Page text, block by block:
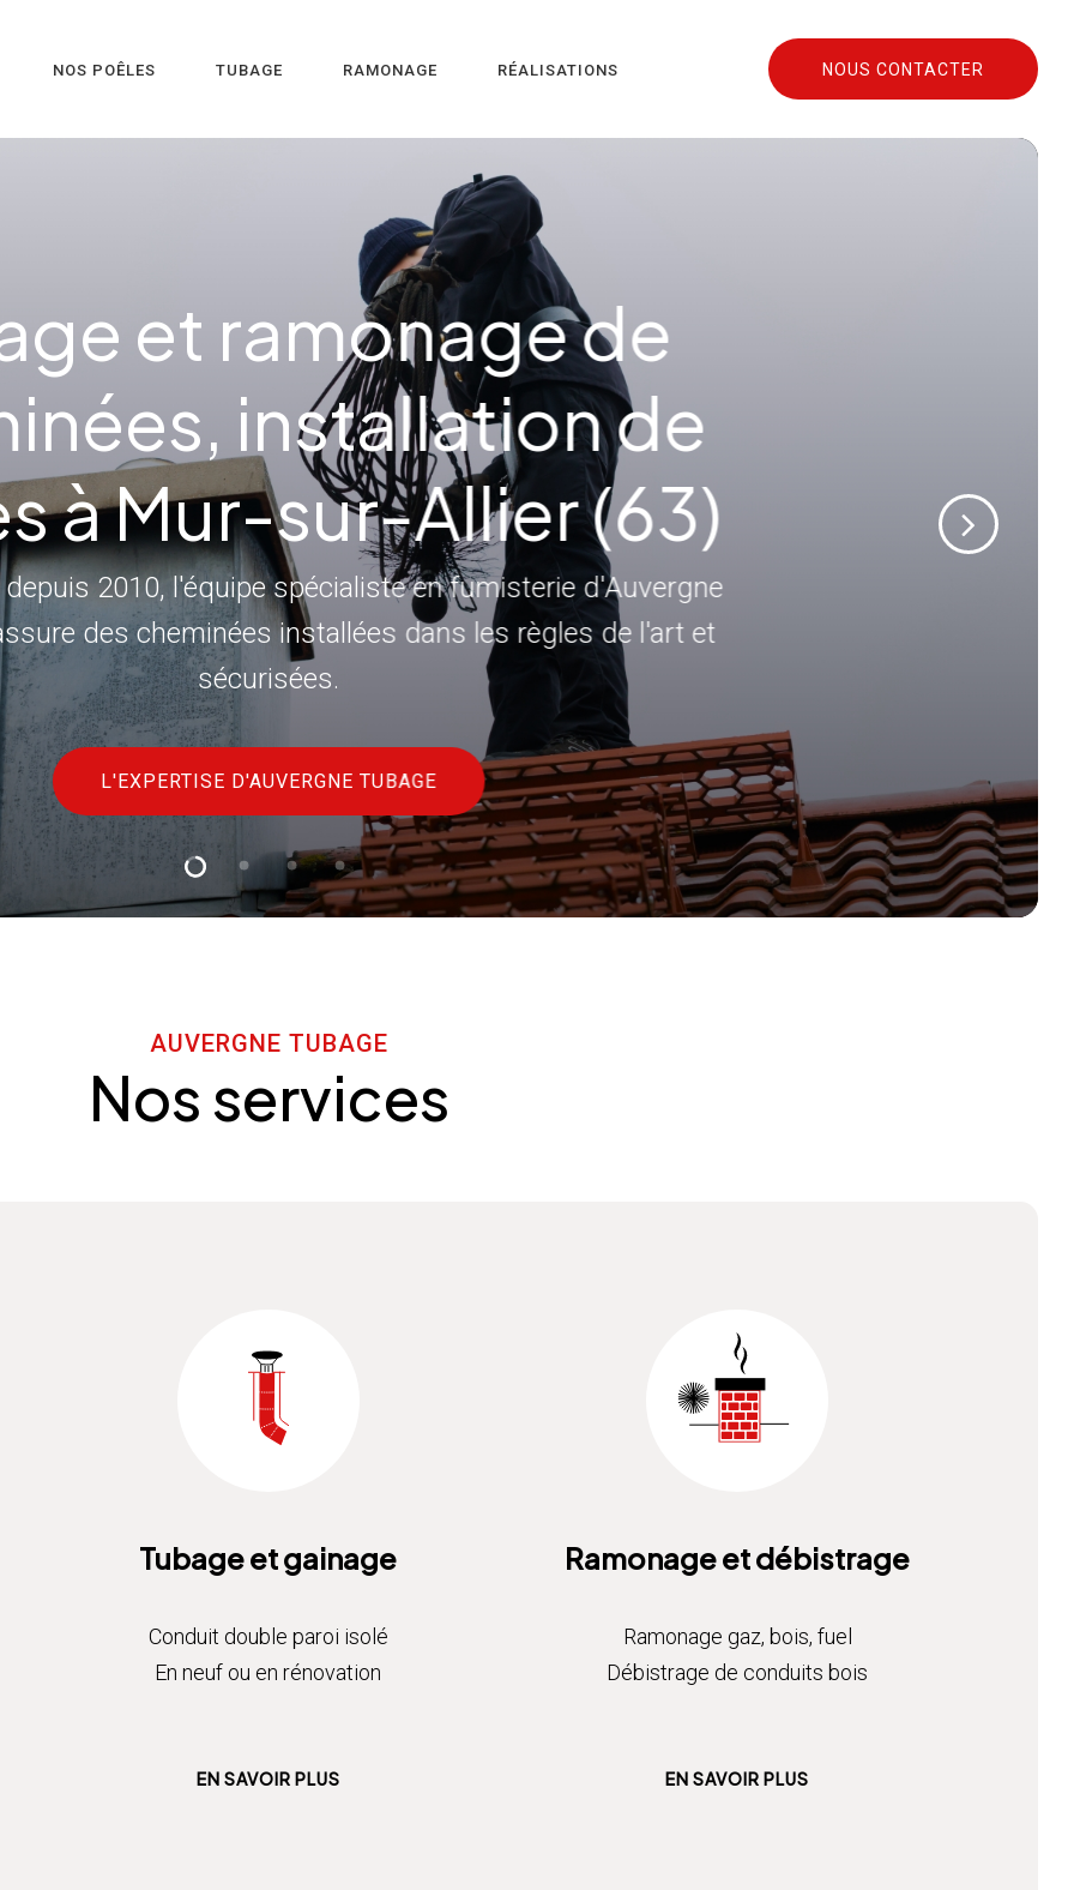
NOS POÊLES TUBAGE RAMONAGE RÉALISATIONS NOUS CONTACTER
professionnel et installation de
Auvergne - Auvergne Tubage
l'installation de vos poêles et cheminées à Auvergne Tubage,
Ramonage, tubage et pose sécurisée, depuis plus de 10
ans au service de votre confort.
AUVERGNE TUBAGE
Nos services
Tubage et gainage
Conduit double paroi isolé
En neuf ou en rénovation
EN SAVOIR PLUS
Ramonage et débistrage
Ramonage gaz, bois, fuel
Débistrage de conduits bois
EN SAVOIR PLUS